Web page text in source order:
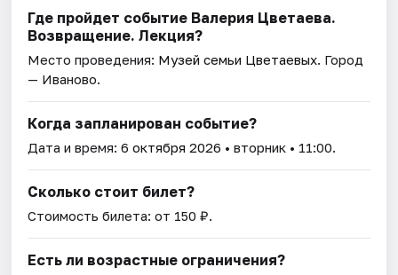
Где пройдет событие Валерия Цветаева.
Возвращение. Лекция?
Место проведения: Музей семьи Цветаевых. Город
— Иваново.
Когда запланирован событие?
Дата и время:6 октября 2026 • вторник • 11:00.
Сколько стоит билет?
Стоимость билета: от 150 ₽.
Есть ли возрастные ограничения?